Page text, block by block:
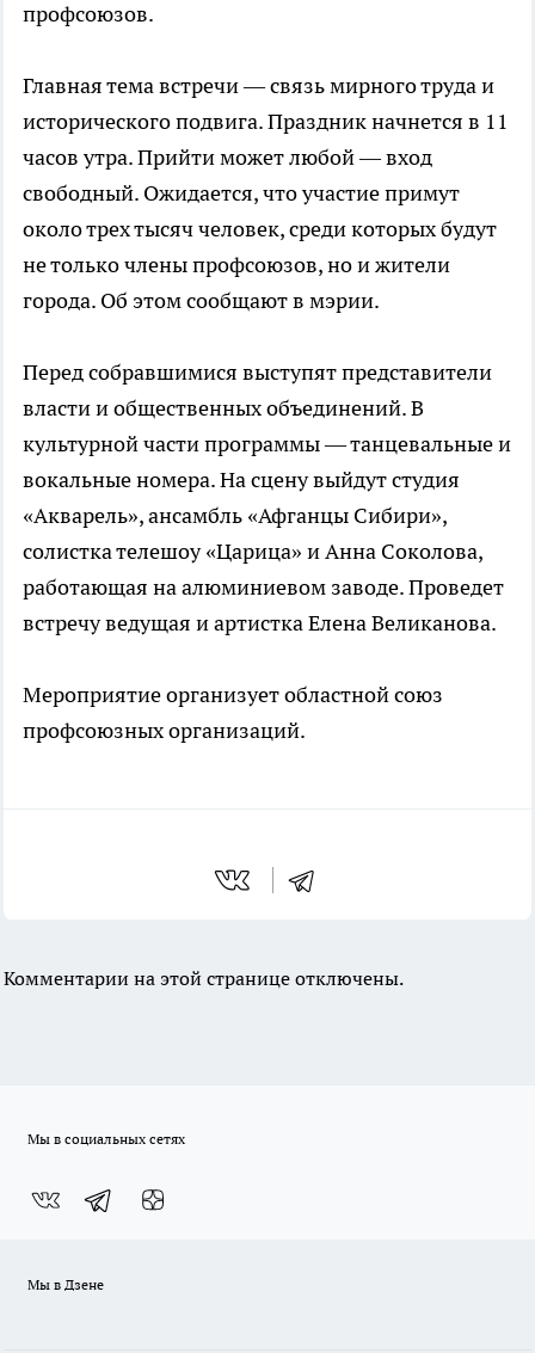
профсоюзов.
Главная тема встречи — связь мирного труда и
исторического подвига. Праздник начнется в 11
часов утра. Прийти может любой — вход
свободный. Ожидается, что участие примут
около трех тысяч человек, среди которых будут
не только члены профсоюзов, но и жители
города. Об этом сообщают в мэрии.
Перед собравшимися выступят представители
власти и общественных объединений. В
культурной части программы — танцевальные и
вокальные номера. На сцену выйдут студия
«Акварель», ансамбль «Афганцы Сибири»,
солистка телешоу «Царица» и Анна Соколова,
работающая на алюминиевом заводе. Проведет
встречу ведущая и артистка Елена Великанова.
Мероприятие организует областной союз
профсоюзных организаций.
Комментарии на этой странице отключены.
Мы в социальных сетях
Мы в Дзене